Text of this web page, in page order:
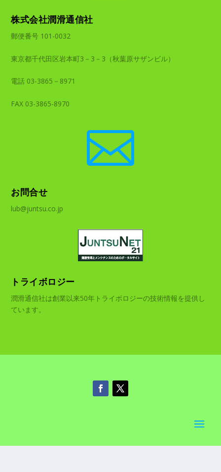
株式会社潤滑通信社
郵便番号 101-0032
東京都千代田区岩本町3－3－3（秋葉原サザンビル）
電話 03-3865－8971
FAX 03-3865-8970

お問合せ
lub@juntsu.co.jp
トライボロジー
潤滑通信社は創業以来50年トライボロジーの技術情報を提供し
ています。